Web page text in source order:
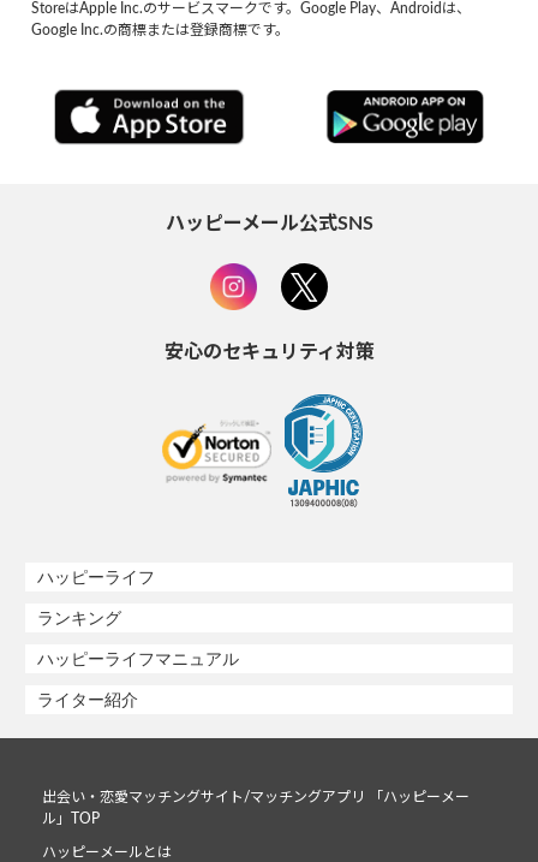
StoreはApple Inc.のサービスマークです。Google Play、Androidは、
Google Inc.の商標または登録商標です。
ハッピーメール公式SNS
安心のセキュリティ対策
ハッピーライフ
ランキング
ハッピーライフマニュアル
ライター紹介
出会い・恋愛マッチングサイト/マッチングアプリ 「ハッピーメー
ル」TOP
ハッピーメールとは